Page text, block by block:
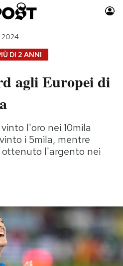
Auto
Moda
Storie/Idee
Ok Boomer!
Media
DI 2 ANNI
2024
agli Europei di
l'oro nei 10mila
i 5mila, mentre
ottenuto l'argento nei